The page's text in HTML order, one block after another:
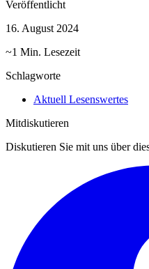
Veröffentlicht
16. August 2024
~1 Min. Lesezeit
Schlagworte
Aktuell Lesenswertes
Mitdiskutieren
Diskutieren Sie mit uns über